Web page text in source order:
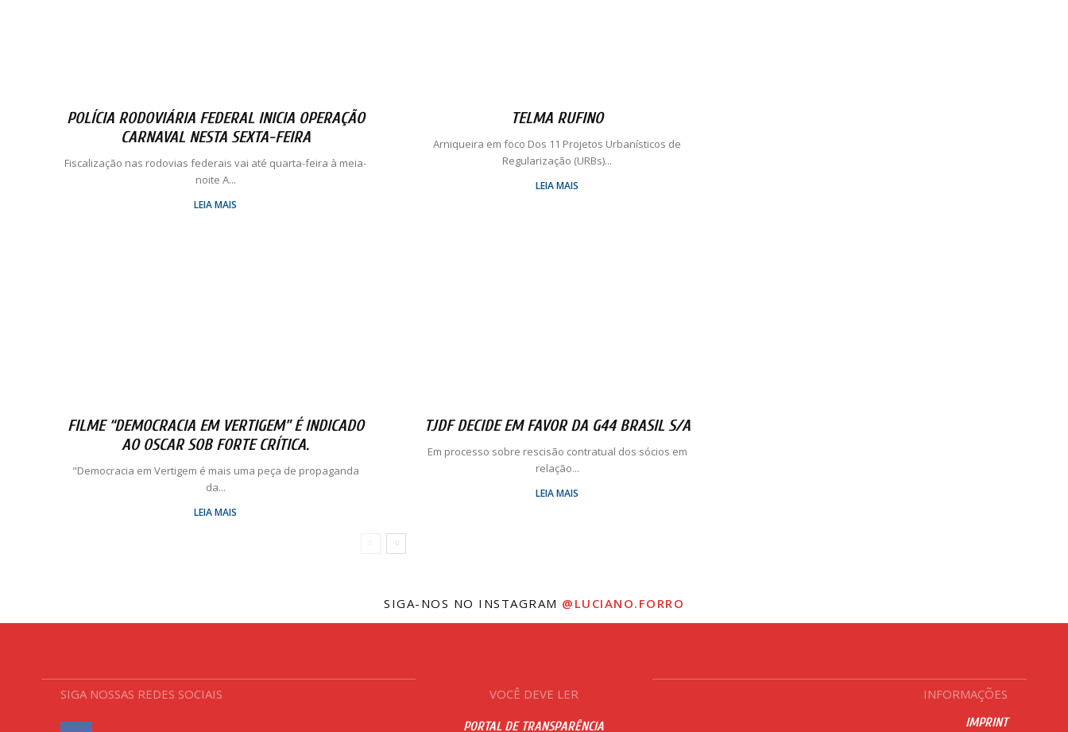
POLÍCIA RODOVIÁRIA FEDERAL INICIA OPERAÇÃO
CARNAVAL NESTA SEXTA-FEIRA
Fiscalização nas rodovias federais vai até quarta-feira à meia-
noite A...
LEIA MAIS
TELMA RUFINO
Arniqueira em foco Dos 11 Projetos Urbanísticos de
Regularização (URBs)...
LEIA MAIS
FILME “DEMOCRACIA EM VERTIGEM” É INDICADO
AO OSCAR SOB FORTE CRÍTICA.
"Democracia em Vertigem é mais uma peça de propaganda
da...
LEIA MAIS
TJDF DECIDE EM FAVOR DA G44 BRASIL S/A
Em processo sobre rescisão contratual dos sócios em
relação...
LEIA MAIS
SIGA-NOS NO INSTAGRAM @LUCIANO.FORRO
SIGA NOSSAS REDES SOCIAIS VOCÊ DEVE LER
PORTAL DE TRANSPARÊNCIA
INFORMAÇÕES
IMPRINT